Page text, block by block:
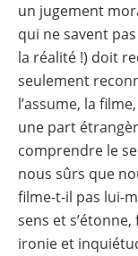
un jugement
qui ne savent
la réalité !) doit
seulement
l’assume, la
une part
comprendre le
nous sûrs que
filme-t-il pas lui-
sens et
ironie et